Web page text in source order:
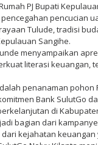
PJ Bupati
pencucian
Tulude, tradisi
Sangihe.
menyampaikan
literasi keuangan,
penanaman pohon
Bank SulutGo
di
bagian dari
kejahatan keuangan